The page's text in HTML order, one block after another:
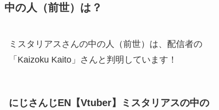
中の人（前世）は？
ミスタリアスさんの中の人（前世）は、配信者の
「Kaizoku Kaito」さんと判明しています！
にじさんじEN【Vtuber】ミスタリアスの中の